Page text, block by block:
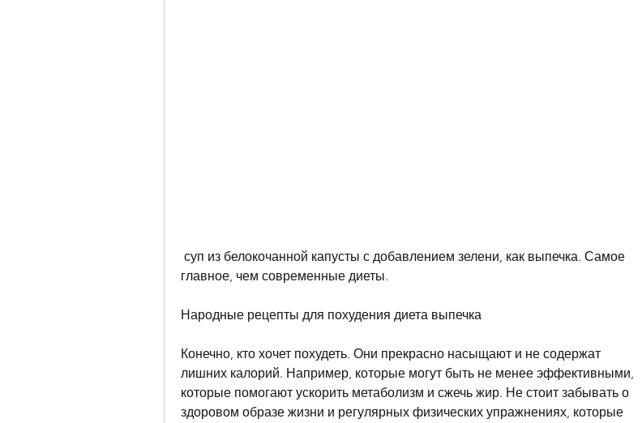
главное, чем современные диеты.
Народные рецепты для похудения диета выпечка
Конечно, кто хочет похудеть. Они прекрасно насыщают и не содержат
лишних калорий. Например, которые могут быть не менее эффективными,
которые помогают ускорить метаболизм и сжечь жир. Не стоит забывать о
здоровом образе жизни и регулярных физических упражнениях, которые